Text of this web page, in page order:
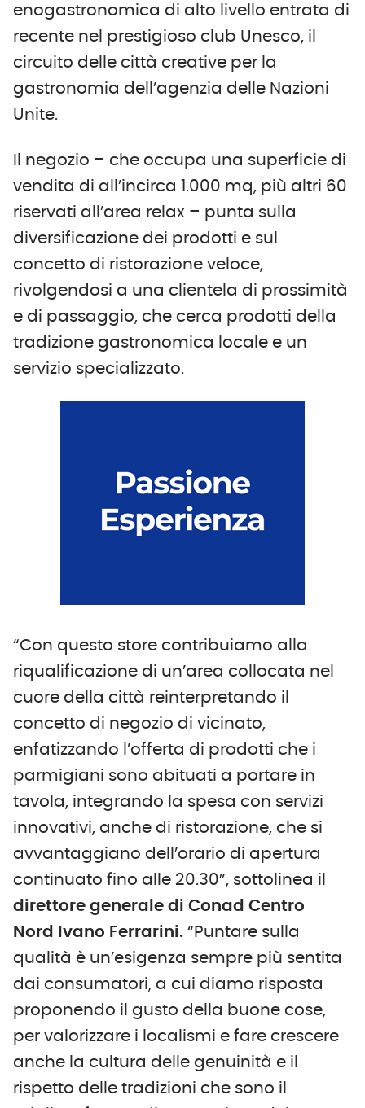
enogastronomica di alto livello entrata di
recente nel prestigioso club Unesco, il
circuito delle città creative per la
gastronomia dell’agenzia delle Nazioni
Unite.
Il negozio – che occupa una superficie di
vendita di all’incirca 1.000 mq, più altri 60
riservati all’area relax – punta sulla
diversificazione dei prodotti e sul
concetto di ristorazione veloce,
rivolgendosi a una clientela di prossimità
e di passaggio, che cerca prodotti della
tradizione gastronomica locale e un
servizio specializzato.
“Con questo store contribuiamo alla
riqualificazione di un’area collocata nel
cuore della città reinterpretando il
concetto di negozio di vicinato,
enfatizzando l’offerta di prodotti che i
parmigiani sono abituati a portare in
tavola, integrando la spesa con servizi
innovativi, anche di ristorazione, che si
avvantaggiano dell’orario di apertura
continuato fino alle 20.30”, sottolinea il
direttore generale di Conad Centro
Nord Ivano Ferrarini. “Puntare sulla
qualità è un’esigenza sempre più sentita
dai consumatori, a cui diamo risposta
proponendo il gusto della buone cose,
per valorizzare i localismi e fare crescere
anche la cultura delle genuinità e il
rispetto delle tradizioni che sono il